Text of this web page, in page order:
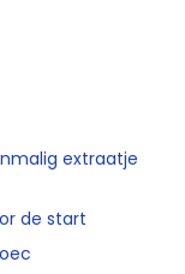
extraatje
de start